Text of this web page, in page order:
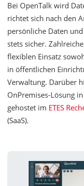
Bei OpenTalk wird
richtet sich nach den
persönliche Daten
stets sicher.
flexiblen Einsatz
in öffentlichen
Verwaltung. Darüber
OnPremises-Lösung
gehostet im ETES
(SaaS).